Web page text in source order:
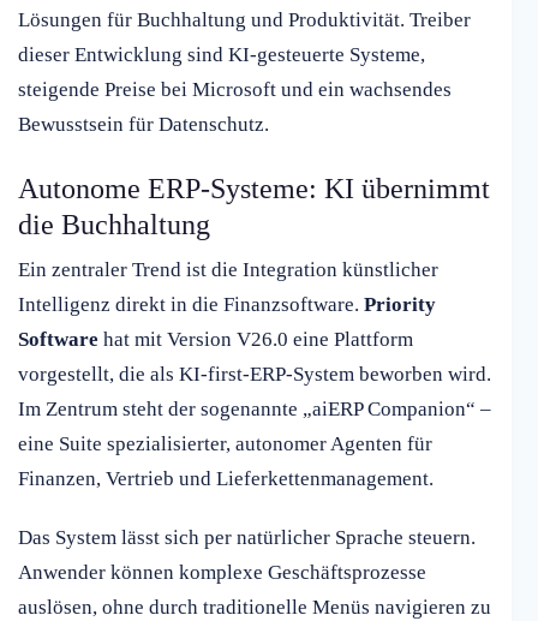
Lösungen für Buchhaltung und Produktivität. Treiber
dieser Entwicklung sind KI-gesteuerte Systeme,
steigende Preise bei Microsoft und ein wachsendes
Bewusstsein für Datenschutz.
Autonome ERP-Systeme: KI übernimmt
die Buchhaltung
Ein zentraler Trend ist die Integration künstlicher
Intelligenz direkt in die Finanzsoftware. Priority
Software hat mit Version V26.0 eine Plattform
vorgestellt, die als KI-first-ERP-System beworben wird.
Im Zentrum steht der sogenannte „aiERP Companion“ –
eine Suite spezialisierter, autonomer Agenten für
Finanzen, Vertrieb und Lieferkettenmanagement.
Das System lässt sich per natürlicher Sprache steuern.
Anwender können komplexe Geschäftsprozesse
auslösen, ohne durch traditionelle Menüs navigieren zu